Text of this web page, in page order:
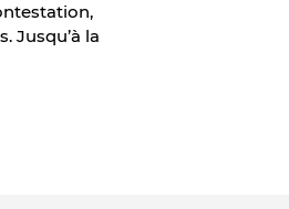
Jusqu’à la